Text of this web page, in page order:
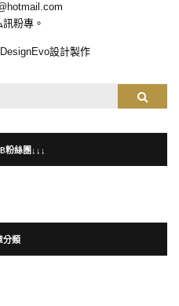
粉專。
DesignEvo設計製作
Search
粉絲團↓↓↓
分類